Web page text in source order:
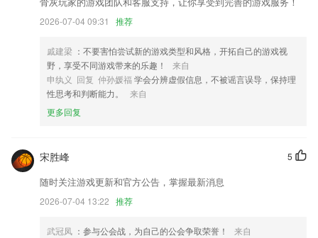
2026-07-04 09:31 推荐
戚建梁 ：不要害怕尝试新的游戏类型和风格，开拓自己的游戏视
野，享受不同游戏带来的乐趣！
来自
申纨义 回复 仲孙媛福 学会分辨虚假信息，不被谣言误导，保持理
性思考和判断能力。
来自
更多回复
5
宋胜峰
随时关注游戏更新和官方公告，掌握最新消息
2026-07-04 13:22 推荐
武冠凤 ：参与公会战，为自己的公会争取荣誉！
来自